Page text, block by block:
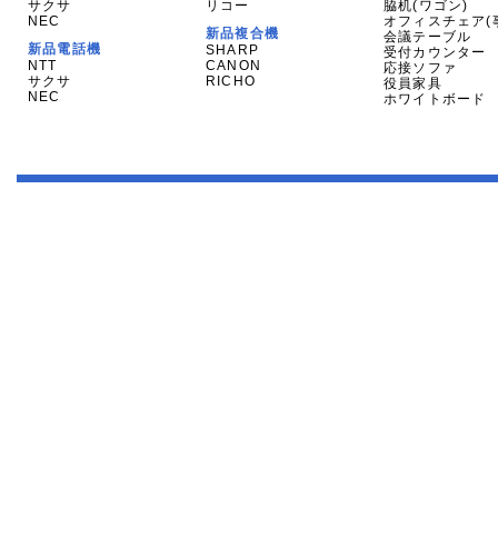
サクサ
NEC
新品電話機
NTT
サクサ
NEC
リコー
新品複合機
SHARP
CANON
RICHO
脇机(ワゴン)
オフィスチェア(
会議テーブル
受付カウンター
応接ソファ
役員家具
ホワイトボード